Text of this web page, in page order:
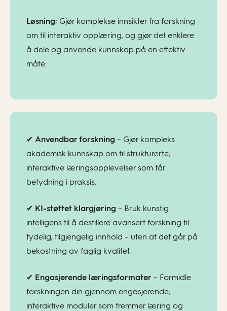
Løsning: Gjør komplekse innsikterfra forskning
om til interaktiv opplæring, og gjør det enklere
å dele og anvende kunnskap på en effektiv
måte.
✔ Anvendbar forskning – Gjør kompleks
akademisk kunnskap om til strukturerte,
interaktive læringsopplevelser som får
betydning i praksis.
✔ KI-støttet klargjøring – Bruk kunstig
intelligens til å destillere avansert forskning til
tydelig, tilgjengelig innhold – uten at det går på
bekostning av faglig kvalitet.
✔ Engasjerende læringsformater – Formidle
forskningen din gjennom engasjerende,
interaktive moduler som fremmer læring og